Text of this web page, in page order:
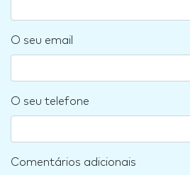
O seu email
O seu telefone
Comentários adicionais